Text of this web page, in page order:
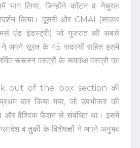
भाग लिया, जिन्होंने कॉटन व नेचुरल
किया। दूसरी ओर CMAI (साउथ
एंड इंडस्ट्री) जो गुजरात की सबसे
ने अपने सूरत के 45 सदस्यों सहित इसमें
रूरूस्न वस्त्रों के समकक्ष वस्त्रों का
out of the box section की
बार किया गया, जो उपभोक्ता की
और वैश्विक फैशन से संबंधित था। इसमें
व तुर्की के विशेषज्ञों ने अपने अनुभव